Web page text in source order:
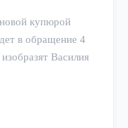
купюрой
в обращение 4
Василия